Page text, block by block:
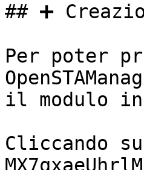
## ➕
Per poter
il modulo
Cliccando